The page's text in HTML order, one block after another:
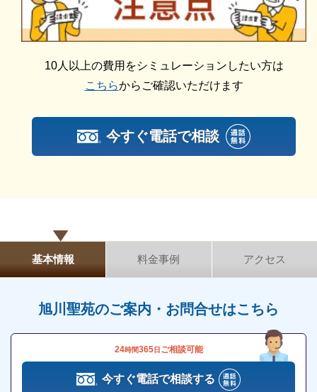
ただいてから施行いたしますのでご安心ください。
公営斎場です
旭川聖苑は、旭川市が運営する公営斎場です。
とです。
火葬設備がある、比較的安価で利用できるなどの特長
があります。
火葬の予約
受付にて斎場使用料金の支払い
告別室にて告別式
10人以上の費用をシミュレーションしたい方は
こちらからご確認いただけます
今すぐ電話で相談
基本情報 料金事例 アクセス
旭川聖苑のご案内・お問合せはこちら
24時間365日 ご相談可能
今すぐ電話で相談する